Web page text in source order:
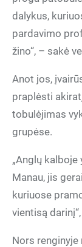
dalykus,
pardavimo
žino“, – sakė
Anot jos,
praplėsti
tobulėjimas
grupėse.
„Anglų
Manau, jis
kuriuose
vientisą
Nors renginyje